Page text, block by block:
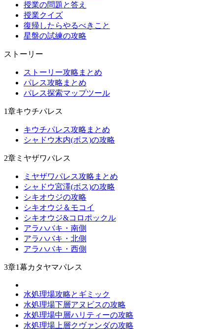
授業の問題と答え
授業クイズ
復帰したらやるべきこと
星盤の試練の攻略
ストーリー
ストーリー攻略まとめ
パレス攻略まとめ
パレス探索マップツール
1章キウチパレス
キウチパレス攻略まとめ
シャドウ木内(ボス)の攻略
2章ミヤザワパレス
ミヤザワパレス攻略まとめ
シャドウ宮澤(ボス)の攻略
シキオウジの攻略
シキオウジ＆モコイ
シキオウジ&コロポックル
アラハバキ・南側
アラハバキ・北側
アラハバキ・西側
3章1幕カタヤマパレス
水処理場攻略とギミック
水処理場下層アヌビスの攻略
水処理場中層ハリティーの攻略
水処理場上層クヴァンダの攻略